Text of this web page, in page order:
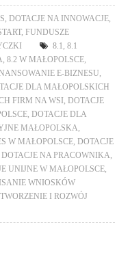
,DOTACJE NA INNOWACJE
,FUNDUSZE
8.1 ,8.1
,8.2 W MAŁOPOLSCE
E-BIZNESU
DLA MAŁOPOLSKICH
FIRM NA WSI ,DOTACJE
,DOTACJE DLA
MAŁOPOLSKA
W MAŁOPOLSCE ,DOTACJE
,DOTACJE NA PRACOWNIKA
UNIJNE W MAŁOPOLSCE
WNIOSKÓW
,TWORZENIE I ROZWÓJ